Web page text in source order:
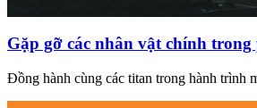
Gặp gỡ các nhân vật chính
Đồng hành cùng các titan trong hành trình